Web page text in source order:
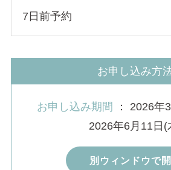
7日前予約
お申し込み方
お申し込み期間 ： 2026年
2026年6月11日(
別ウィンドウで開